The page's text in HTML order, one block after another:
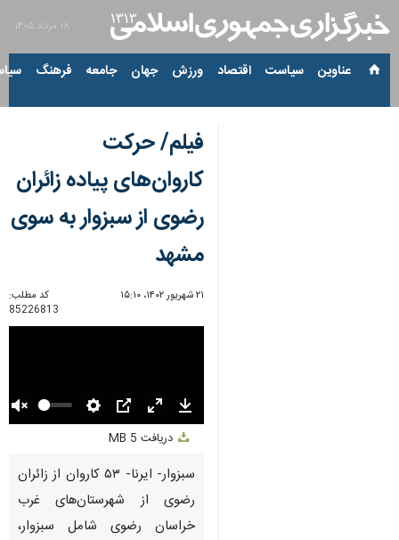
۱۸ مرداد ۱۴۰۵
عناوین‌ سیاست اقتصاد ورزش جهان جامعه فرهنگ
فیلم/ حرکت
کاروان‌های پیاده زائران
رضوی از سبزوار به سوی
مشهد
۲۱ شهریور ۱۴۰۲، ۱۵:۱۰
کد مطلب:
85226813
Unmute Settings
PIP
Enter
fullscreen
Download
دریافت 5 MB
سبزوار- ایرنا- ۵۳ کاروان از زائران
رضوی از شهرستان‌های غرب
خراسان رضوی شامل سبزوار،